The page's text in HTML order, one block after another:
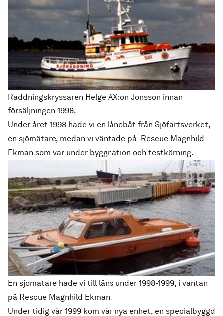
Räddningskryssaren Helge AX:on Jonsson innan
försäljningen 1998.
Under året 1998 hade vi en lånebåt från Sjöfartsverket,
en sjömätare, medan vi väntade på Rescue Magnhild
Ekman som var under byggnation och testkörning.
En sjömätare hade vi till låns under 1998-1999, i väntan
på Rescue Magnhild Ekman.
Under tidig vår 1999 kom vår nya enhet, en specialbyggd